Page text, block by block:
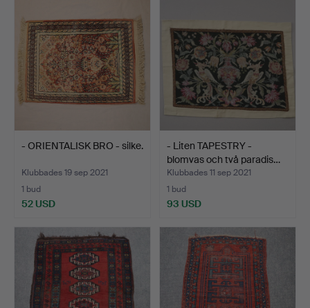
- ORIENTALISK BRO - silke.
Klubbades 19 sep 2021
1 bud
52 USD
- Liten TAPESTRY -
blomvas och två paradis…
Klubbades 11 sep 2021
1 bud
93 USD